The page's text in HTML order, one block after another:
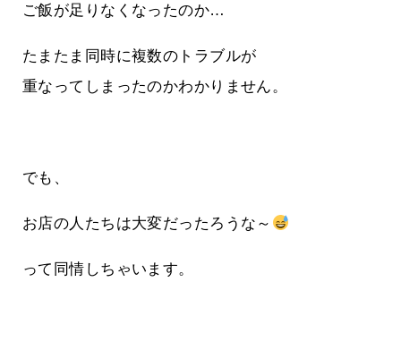
ご飯が足りなくなったのか…
たまたま同時に複数のトラブルが
重なってしまったのかわかりません。
でも、
お店の人たちは大変だったろうな～
って同情しちゃいます。